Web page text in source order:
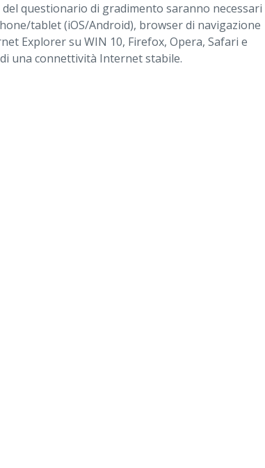
questionario di gradimento saranno necessari
tablet (iOS/Android), browser di navigazione
Explorer su WIN 10, Firefox, Opera, Safari e
una connettività Internet stabile.